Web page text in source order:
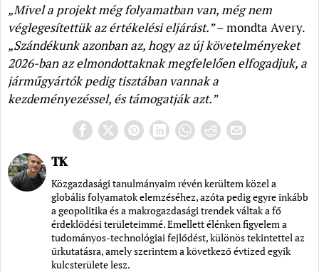
„Mivel a projekt még folyamatban van, még nem
véglegesítettük az értékelési eljárást.”– mondta Avery.
„Szándékunk azonban az, hogy az új követelményeket
2026-ban az elmondottaknak megfelelően elfogadjuk, a
járműgyártók pedig tisztában vannak a
kezdeményezéssel, és támogatják azt.”
TK
Közgazdasági tanulmányaim révén kerültem közel a
globális folyamatok elemzéséhez, azóta pedig egyre inkább
a geopolitika és a makrogazdasági trendek váltak a fő
érdeklődési területeimmé. Emellett élénken figyelem a
tudományos-technológiai fejlődést, különös tekintettel az
űrkutatásra, amely szerintem a következő évtized egyik
kulcsterülete lesz.